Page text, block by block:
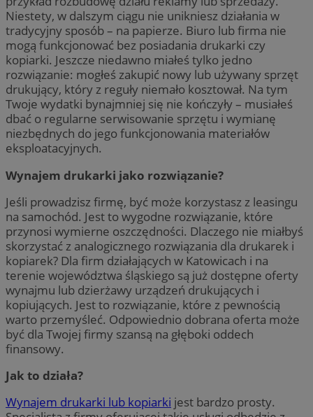
Niestety, w dalszym ciągu nie unikniesz działania w
tradycyjny sposób – na papierze. Biuro lub firma nie
mogą funkcjonować bez posiadania drukarki czy
kopiarki. Jeszcze niedawno miałeś tylko jedno
rozwiązanie: mogłeś zakupić nowy lub używany sprzęt
drukujący, który z reguły niemało kosztował. Na tym
Twoje wydatki bynajmniej się nie kończyły – musiałeś
dbać o regularne serwisowanie sprzętu i wymianę
niezbędnych do jego funkcjonowania materiałów
eksploatacyjnych.
Wynajem drukarki jako rozwiązanie?
Jeśli prowadzisz firmę, być może korzystasz z leasingu
na samochód. Jest to wygodne rozwiązanie, które
przynosi wymierne oszczędności. Dlaczego nie miałbyś
skorzystać z analogicznego rozwiązania dla drukarek i
kopiarek? Dla firm działających w Katowicach i na
terenie województwa śląskiego są już dostępne oferty
wynajmu lub dzierżawy urządzeń drukujących i
kopiujących. Jest to rozwiązanie, które z pewnością
warto przemyśleć. Odpowiednio dobrana oferta może
być dla Twojej firmy szansą na głęboki oddech
finansowy.
Jak to działa?
Wynajem drukarki lub kopiarki jest bardzo prosty.